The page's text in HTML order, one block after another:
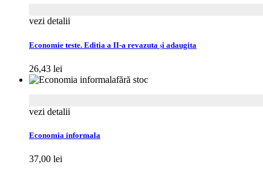
vezi detalii
Economie teste. Editia a II-a revazuta și adaugita
26,43 lei
fără stoc
vezi detalii
Economia informala
37,00 lei